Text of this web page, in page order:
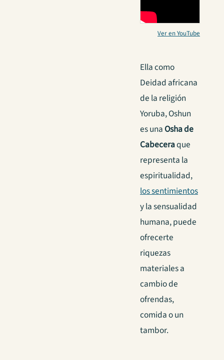
Ver en YouTube
Ella como
Deidad africana
de la religión
Yoruba, Oshun
es una Osha de
Cabeceraque
representa la
espiritualidad,
los sentimientos
y la sensualidad
humana, puede
ofrecerte
riquezas
materiales a
cambio de
ofrendas,
comida o un
tambor.